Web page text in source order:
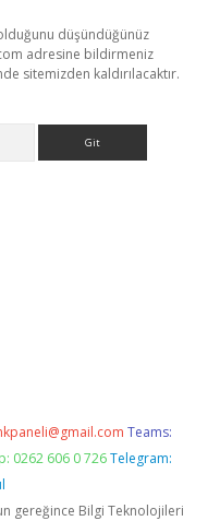
düşündüğünüz
adresine bildirmeniz
sitemizden kaldırılacaktır.
Teams:
0262 606 0 726 Telegram:
gereğince Bilgi Teknolojileri